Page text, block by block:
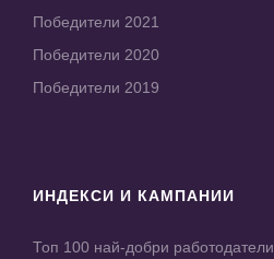
Победители 2021
Победители 2020
Победители 2019
ИНДЕКСИ И КАМПАНИИ
Топ 100 най-добри работодатели